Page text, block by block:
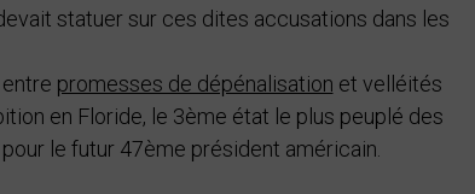
statuer sur ces dites accusations dans les
promesses de dépénalisation et velléités
en Floride, le 3ème état le plus peuplé des
le futur 47ème président américain.